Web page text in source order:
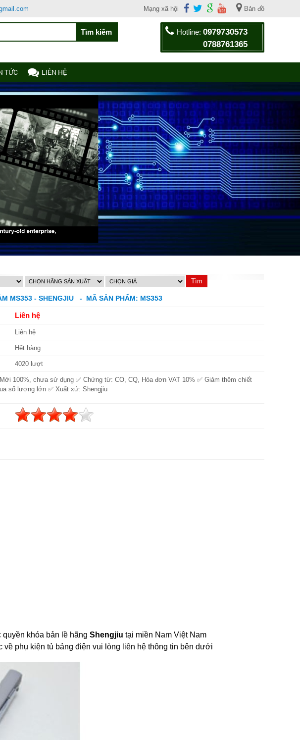
Bản đồ
Mạng xã hội
Hotline: 0979730573
0788761365
TỨC LIÊN HỆ
MS353 - SHENGJIU - MÃ SẢN PHẨM: MS353
Liên hệ
Liên hệ
Hết hàng
4020 lượt
100%, chưa sử dụng ✅ Chứng từ: CO, CQ, Hóa đơn VAT 10% ✅ Giảm thêm chiết
số lượng lớn ✅ Xuất xứ: Shengjiu
khóa bản lề hãng Shengjiu tại miền Nam Việt Nam
phụ kiện tủ bảng điện vui lòng liên hệ thông tin bên dưới